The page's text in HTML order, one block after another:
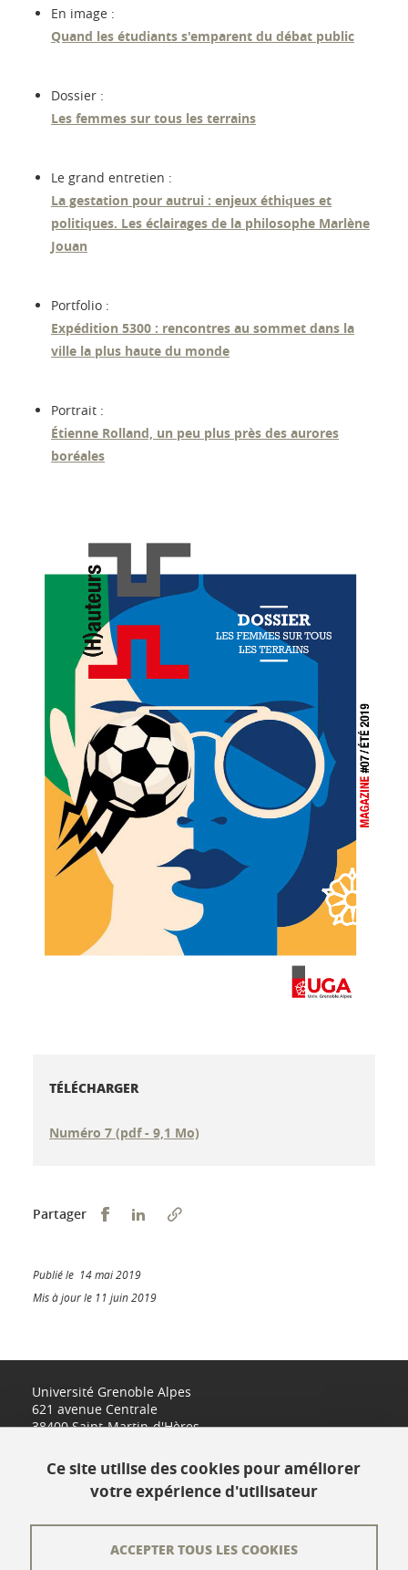
En image :
Quand les étudiants s'emparent du débat public
Dossier :
Les femmes sur tous les terrains
Le grand entretien :
La gestation pour autrui : enjeux éthiques et
politiques. Les éclairages de la philosophe Marlène
Jouan
Portfolio :
Expédition 5300 : rencontres au sommet dans la
ville la plus haute du monde
Portrait :
Étienne Rolland, un peu plus près des aurores
boréales
TÉLÉCHARGER
Numéro 7 (pdf - 9,1 Mo)
Partager Partager sur Facebook
Partager sur LinkedIn
Publié le 14 mai 2019
Mis à jour le 11 juin 2019
Université Grenoble Alpes
621 avenue Centrale
38400 Saint-Martin-d'Hères
Ce site utilise des cookies pour améliorer
votre expérience d'utilisateur
ACCEPTER TOUS LES COOKIES